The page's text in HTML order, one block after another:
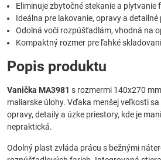
Eliminuje zbytočné stekanie a plytvanie
Ideálna pre lakovanie, opravy a detailné
Odolná voči rozpúšťadlám, vhodná na
Kompaktný rozmer pre ľahké
Popis produktu
Vanička MA3981 s rozmermi 140x270
maliarske úlohy. Vďaka menšej veľkosti
opravy, detaily a úzke priestory, kde je
nepraktická.
Odolný plast zvláda prácu s bežnými